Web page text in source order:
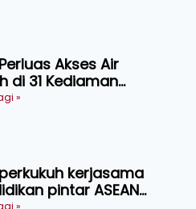
Akses Air
di 31 Kediaman
Asli Tasik Chini
»
perkukuh kerjasama
pintar ASEAN
»